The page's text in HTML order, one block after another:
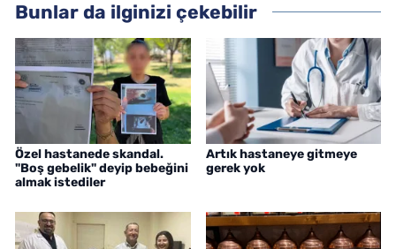
Bunlar da ilginizi çekebilir
Özel hastanede skandal.
"Boş gebelik" deyip bebeğini
almak istediler
Artık hastaneye gitmeye
gerek yok